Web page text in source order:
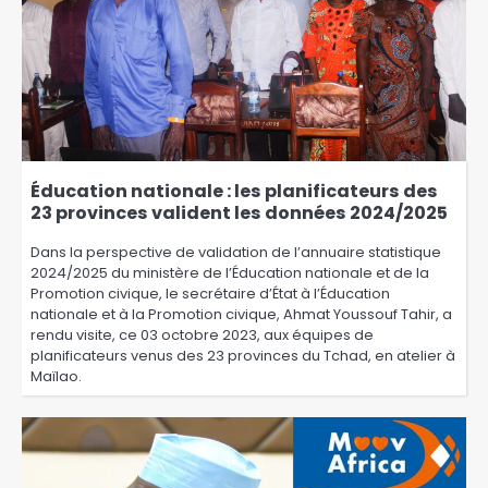
Éducation nationale : les planificateurs des
23 provinces valident les données 2024/2025
Dans la perspective de validation de l’annuaire statistique
2024/2025 du ministère de l’Éducation nationale et de la
Promotion civique, le secrétaire d’État à l’Éducation
nationale et à la Promotion civique, Ahmat Youssouf Tahir, a
rendu visite, ce 03 octobre 2023, aux équipes de
planificateurs venus des 23 provinces du Tchad, en atelier à
Maïlao.